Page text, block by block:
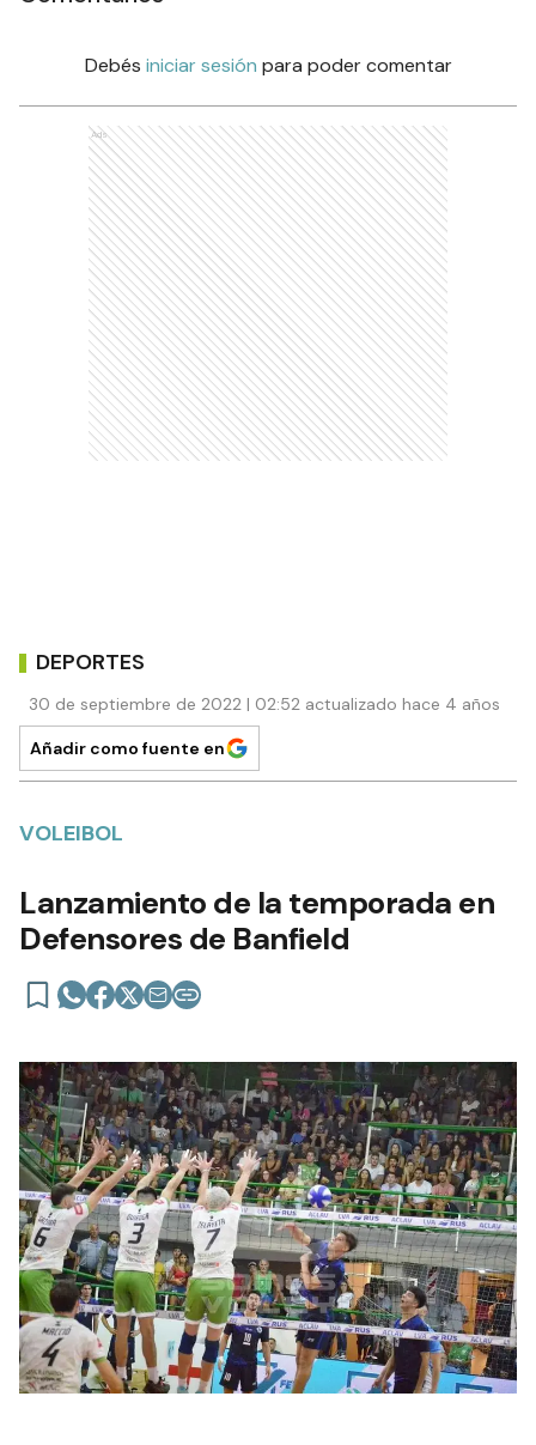
Debés iniciar sesión para poder comentar
Ads
DEPORTES
30 de septiembre de 2022 | 02:52 actualizado hace 4 años
Añadir como fuente en
VOLEIBOL
Lanzamiento de la temporada en
Defensores de Banfield